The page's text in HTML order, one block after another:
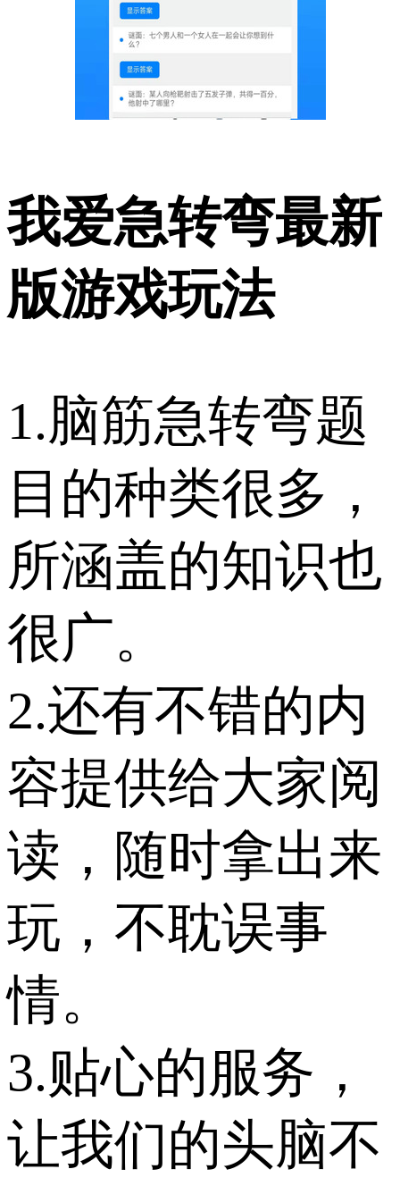
我爱急转弯最新
版游戏玩法
1.脑筋急转弯题
目的种类很多，
所涵盖的知识也
很广。
2.还有不错的内
容提供给大家阅
读，随时拿出来
玩，不耽误事
情。
3.贴心的服务，
让我们的头脑不